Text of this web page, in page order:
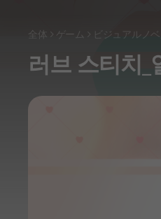
全体 ゲーム ビジュアルノ
러브 스티치_